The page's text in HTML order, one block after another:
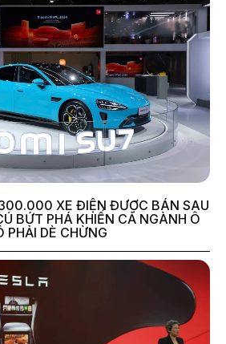
XE ĐIỆN ĐƯỢC BÁN SAU
BỨT PHÁ KHIẾN CẢ NGÀNH Ô
PHẢI DÈ CHỪNG